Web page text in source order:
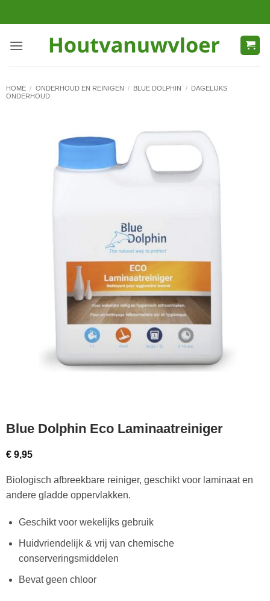
naar
HOME / ONDERHOUD EN REINIGEN / BLUE DOLPHIN /
DAGELIJKS
ONDERHOUD
Blue Dolphin Eco Laminaatreiniger
€9,95
Biologisch afbreekbare reiniger, geschikt voor laminaat en
andere gladde oppervlakken.
Geschikt voor wekelijks gebruik
Huidvriendelijk & vrij van chemische
conserveringsmiddelen
Bevat geen chloor